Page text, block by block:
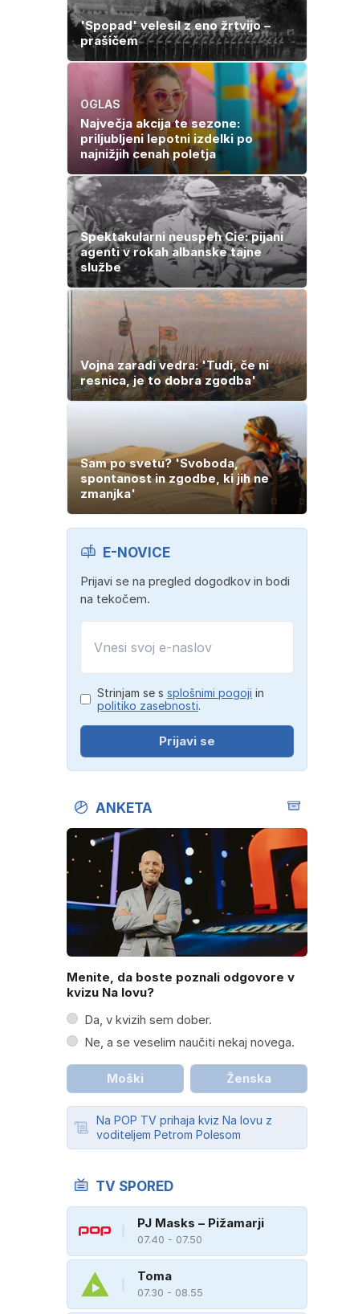
'Spopad' velesil z eno žrtvijo –
prašičem
OGLAS
Največja akcija te sezone:
priljubljeni lepotni izdelki po
najnižjih cenah poletja
Spektakularni neuspeh Cie: pijani
agenti v rokah albanske tajne
službe
Vojna zaradi vedra: 'Tudi, če ni
resnica, je to dobra zgodba'
Sam po svetu? 'Svoboda,
spontanost in zgodbe, ki jih ne
zmanjka'
E-NOVICE
Prijavi se na pregled dogodkov in bodi
na tekočem.
Strinjam se s splošnimi pogoji in
politiko zasebnosti.
Prijavi se
ANKETA
Menite, da boste poznali odgovore v
kvizu Na lovu?
Da, v kvizih sem dober.
Ne, a se veselim naučiti nekaj novega.
Moški Ženska
Na POP TV prihaja kviz Na lovu z
voditeljem Petrom Polesom
TV SPORED
PJ Masks – Pižamarji
07.40 - 07.50
Toma
07.30 - 08.55